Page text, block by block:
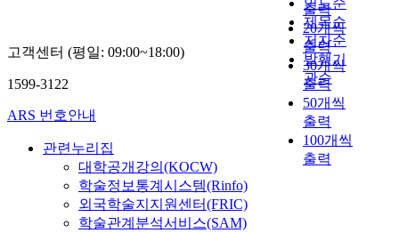
연도순
제목순
저자순
발행기
관순
출력
20개씩
출력
30개씩
출력
50개씩
출력
100개씩
출력
고객센터 (평일: 09:00~18:00)
1599-3122
ARS 번호안내
관련누리집
대학공개강의(KOCW)
학술정보통계시스템(Rinfo)
외국학술지지원센터(FRIC)
학술관계분석서비스(SAM)